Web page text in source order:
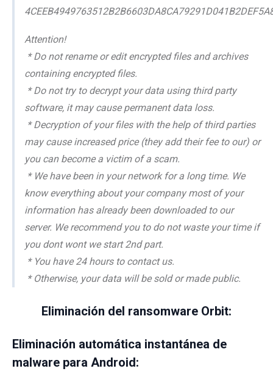
Attention!
* Do not rename or edit encrypted files and archives
containing encrypted files.
* Do not try to decrypt your data using third party
software, it may cause permanent data loss.
* Decryption of your files with the help of third parties
may cause increased price (they add their fee to our) or
you can become a victim of a scam.
* We have been in your network for a long time. We
know everything about your company most of your
information has already been downloaded to our
server. We recommend you to do not waste your time if
you dont wont we start 2nd part.
* You have 24 hours to contact us.
* Otherwise, your data will be sold or made public.
Eliminación del ransomware Orbit:
Eliminación automática instantánea de
malware para Android: